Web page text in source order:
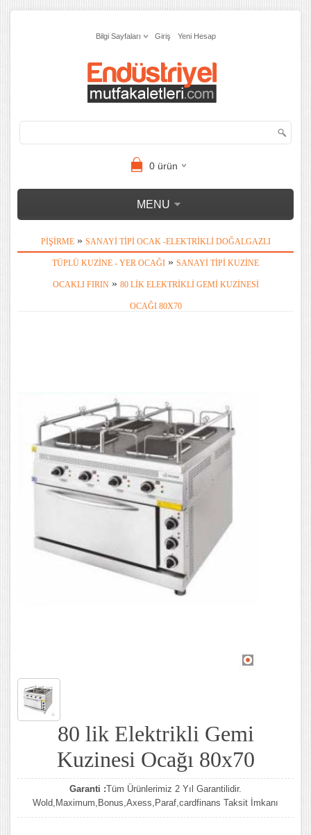
Bilgi Sayfaları Giriş Yeni Hesap
0ürün
MENU
PIŞIRME» SANAYI TIPI OCAK -ELEKTRIKLI DOĞALGAZLI
TÜPLÜ KUZINE - YER OCAĞI » SANAYI TIPI KUZINE
OCAKLI FIRIN» 80 LIK ELEKTRIKLI GEMI KUZINESI
OCAĞI 80X70
80 lik Elektrikli Gemi
Kuzinesi Ocağı 80x70
Garanti :Tüm Ürünlerimiz 2 Yıl Garantilidir.
Wold,Maximum,Bonus,Axess,Paraf,cardfinans Taksit İmkanı